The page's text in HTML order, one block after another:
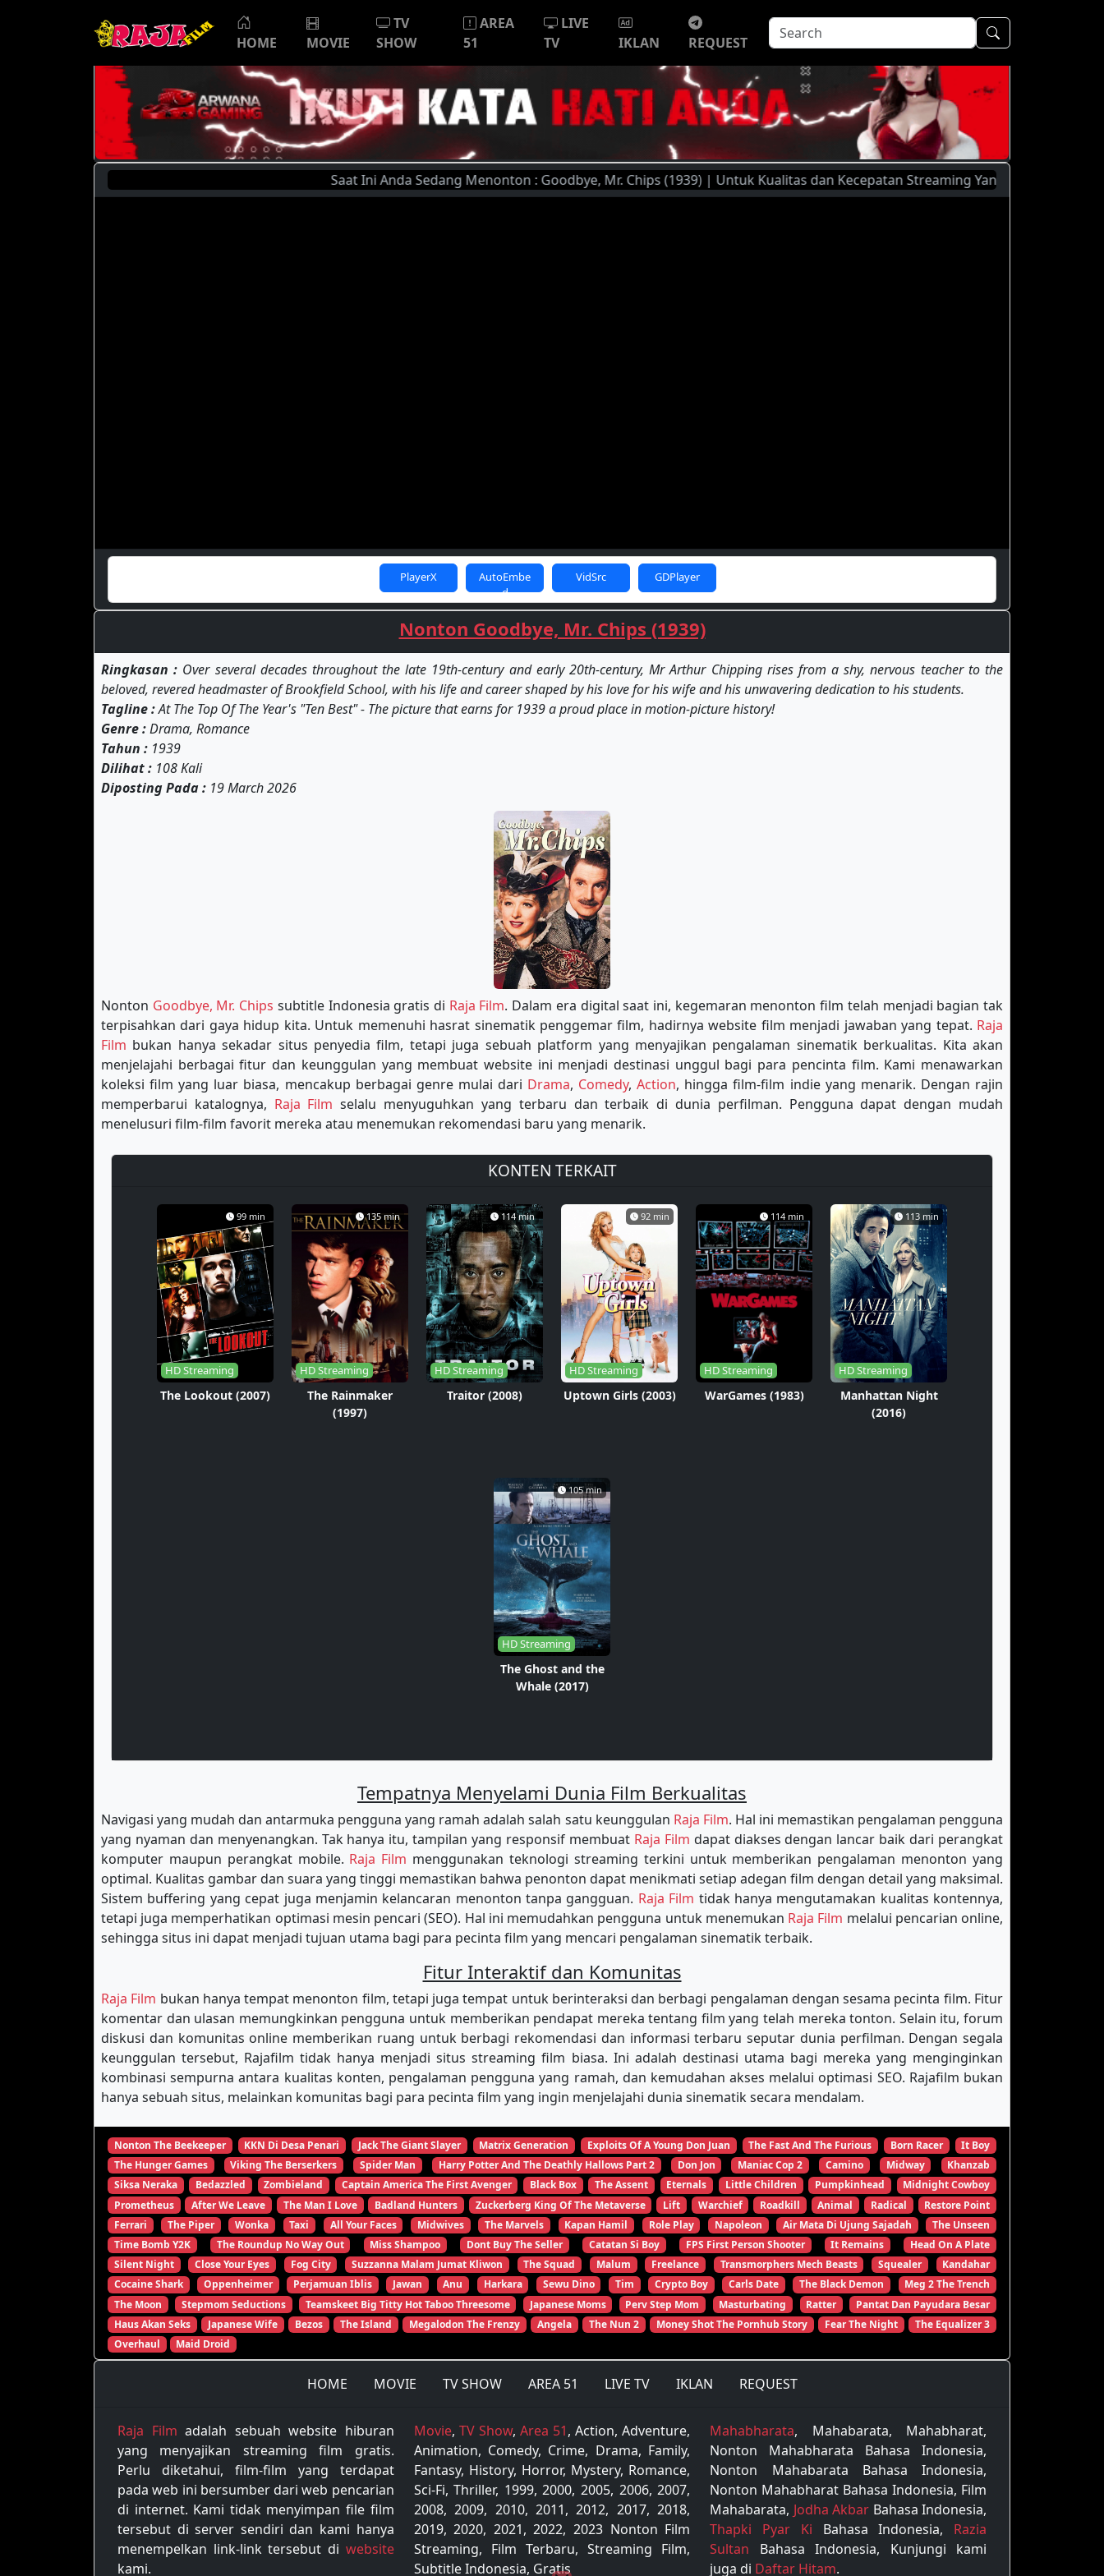
HOME MOVIE
TV
SHOW
AREA
51
LIVE
TV
IKLAN REQUEST
Saat Ini Anda Sedang Menonton : Goodbye, Mr. Chips (1939) | Untuk Kualitas dan Kecepatan Streaming Yang Lebih Baik,
PlayerX
AutoEmbe
d
VidSrc GDPlayer
Nonton Goodbye, Mr. Chips (1939)
Ringkasan : Over several decades throughout the late 19th-century and early 20th-century, Mr Arthur Chipping rises from a shy, nervous teacher to the
beloved, revered headmaster of Brookfield School, with his life and career shaped by his love for his wife and his unwavering dedication to his students.
Tagline :At The Top Of The Year's "Ten Best" - The picture that earns for 1939 a proud place in motion-picture history!
Genre :Drama, Romance
Tahun : 1939
Dilihat : 108 Kali
Diposting Pada : 19 March 2026
Nonton Goodbye, Mr. Chips subtitle Indonesia gratis di Raja Film. Dalam era digital saat ini, kegemaran menonton film telah menjadi bagian tak
terpisahkan dari gaya hidup kita. Untuk memenuhi hasrat sinematik penggemar film, hadirnya website film menjadi jawaban yang tepat. Raja
Film bukan hanya sekadar situs penyedia film, tetapi juga sebuah platform yang menyajikan pengalaman sinematik berkualitas. Kita akan
menjelajahi berbagai fitur dan keunggulan yang membuat website ini menjadi destinasi unggul bagi para pencinta film. Kami menawarkan
koleksi film yang luar biasa, mencakup berbagai genre mulai dari Drama, Comedy,Action, hingga film-film indie yang menarik. Dengan rajin
memperbarui katalognya, Raja Film selalu menyuguhkan yang terbaru dan terbaik di dunia perfilman. Pengguna dapat dengan mudah
menelusuri film-film favorit mereka atau menemukan rekomendasi baru yang menarik.
KONTEN TERKAIT
99 min
HD Streaming
The Lookout (2007)
135 min
HD Streaming
The Rainmaker
(1997)
114 min
HD Streaming
Traitor (2008)
92 min
HD Streaming
Uptown Girls (2003)
114 min
HD Streaming
WarGames (1983)
113 min
HD Streaming
Manhattan Night
(2016)
105 min
HD Streaming
The Ghost and the
Whale (2017)
Tempatnya Menyelami Dunia Film Berkualitas
Navigasi yang mudah dan antarmuka pengguna yang ramah adalah salah satu keunggulan Raja Film. Hal ini memastikan pengalaman pengguna
yang nyaman dan menyenangkan. Tak hanya itu, tampilan yang responsif membuat Raja Film dapat diakses dengan lancar baik dari perangkat
komputer maupun perangkat mobile. Raja Film menggunakan teknologi streaming terkini untuk memberikan pengalaman menonton yang
optimal. Kualitas gambar dan suara yang tinggi memastikan bahwa penonton dapat menikmati setiap adegan film dengan detail yang maksimal.
Sistem buffering yang cepat juga menjamin kelancaran menonton tanpa gangguan. Raja Film tidak hanya mengutamakan kualitas kontennya,
tetapi juga memperhatikan optimasi mesin pencari (SEO). Hal ini memudahkan pengguna untuk menemukan Raja Film melalui pencarian online,
sehingga situs ini dapat menjadi tujuan utama bagi para pecinta film yang mencari pengalaman sinematik terbaik.
Fitur Interaktif dan Komunitas
Raja Film bukan hanya tempat menonton film, tetapi juga tempat untuk berinteraksi dan berbagi pengalaman dengan sesama pecinta film. Fitur
komentar dan ulasan memungkinkan pengguna untuk memberikan pendapat mereka tentang film yang telah mereka tonton. Selain itu, forum
diskusi dan komunitas online memberikan ruang untuk berbagi rekomendasi dan informasi terbaru seputar dunia perfilman. Dengan segala
keunggulan tersebut, Rajafilm tidak hanya menjadi situs streaming film biasa. Ini adalah destinasi utama bagi mereka yang menginginkan
kombinasi sempurna antara kualitas konten, pengalaman pengguna yang ramah, dan kemudahan akses melalui optimasi SEO. Rajafilm bukan
hanya sebuah situs, melainkan komunitas bagi para pecinta film yang ingin menjelajahi dunia sinematik secara mendalam.
Nonton The Beekeeper KKN Di Desa Penari Jack The Giant Slayer Matrix Generation Exploits Of A Young Don Juan The Fast And The Furious Born Racer
It Boy
The Hunger Games
Viking The Berserkers Spider Man Harry Potter And The Deathly Hallows Part 2 Don Jon Maniac Cop 2 Camino Midway
Khanzab
Siksa Neraka
Bedazzled Zombieland Captain America The First Avenger Black Box The Assent Eternals Little Children Pumpkinhead
Midnight Cowboy
Prometheus
After We Leave The Man I Love Badland Hunters Zuckerberg King Of The Metaverse Lift Warchief Roadkill Animal Radical
Restore Point
Ferrari
The Piper Wonka Taxi All Your Faces Midwives The Marvels Kapan Hamil Role Play Napoleon Air Mata Di Ujung Sajadah
The Unseen
Time Bomb Y2K
The Roundup No Way Out Miss Shampoo Dont Buy The Seller Catatan Si Boy FPS First Person Shooter It Remains
Head On A Plate
Silent Night
Close Your Eyes Fog City Suzzanna Malam Jumat Kliwon The Squad Malum Freelance Transmorphers Mech Beasts Squealer
Kandahar
Cocaine Shark
Oppenheimer Perjamuan Iblis Jawan Anu Harkara Sewu Dino Tim Crypto Boy Carls Date The Black Demon
Meg 2 The Trench
The Moon
Stepmom Seductions Teamskeet Big Titty Hot Taboo Threesome Japanese Moms Perv Step Mom Masturbating Ratter
Pantat Dan Payudara Besar
Haus Akan Seks
Japanese Wife Bezos The Island Megalodon The Frenzy Angela The Nun 2 Money Shot The Pornhub Story Fear The Night
The Equalizer 3
Overhaul
Maid Droid
HOME MOVIE TV SHOW AREA 51 LIVE TV IKLAN REQUEST
Raja Film adalah sebuah website hiburan
yang menyajikan streaming film gratis.
Perlu diketahui, film-film yang terdapat
pada web ini bersumber dari web pencarian
di internet. Kami tidak menyimpan file film
tersebut di server sendiri dan kami hanya
menempelkan link-link tersebut di website
kami.
Movie, TV Show, Area 51, Action, Adventure,
Animation, Comedy, Crime, Drama, Family,
Fantasy, History, Horror, Mystery, Romance,
Sci-Fi, Thriller, 1999, 2000, 2005, 2006, 2007,
2008, 2009, 2010, 2011, 2012, 2017, 2018,
2019, 2020, 2021, 2022, 2023 Nonton Film
Streaming, Film Terbaru, Streaming Film,
Subtitle Indonesia, Gratis
Mahabharata, Mahabarata, Mahabharat,
Nonton Mahabharata Bahasa Indonesia,
Nonton Mahabarata Bahasa Indonesia,
Nonton Mahabharat Bahasa Indonesia, Film
Mahabarata, Jodha Akbar Bahasa Indonesia,
Thapki Pyar Ki Bahasa Indonesia, Razia
Sultan Bahasa Indonesia, Kunjungi kami
juga di Daftar Hitam.